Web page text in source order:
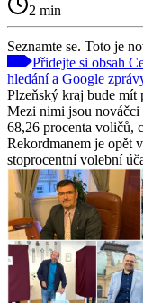
2 min
Seznamte se. Toto je
Přidejte si obsah
hledání a Google
Plzeňský kraj bude mít
Mezi nimi jsou
68,26 procenta voličů,
Rekordmanem je opět
stoprocentní volební